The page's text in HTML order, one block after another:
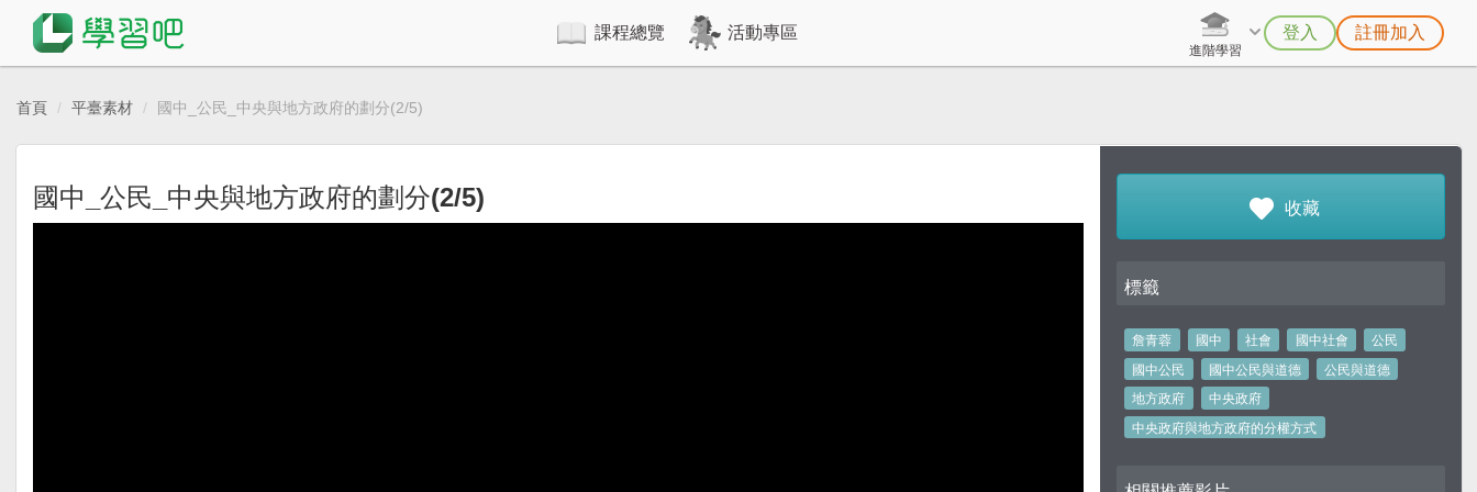
課程總覽 活動專區
進階學習
登入 註冊加入
首頁 平臺素材 國中_公民_中央與地方政府的劃分(2/5)
國中_公民_中央與地方政府的劃分(2/5) 收藏
標籤
詹青蓉 國中 社會 國中社會
公民
國中公民
國中公民與道德
公民與道德
地方政府
中央政府
中央政府與地方政府的分權方式